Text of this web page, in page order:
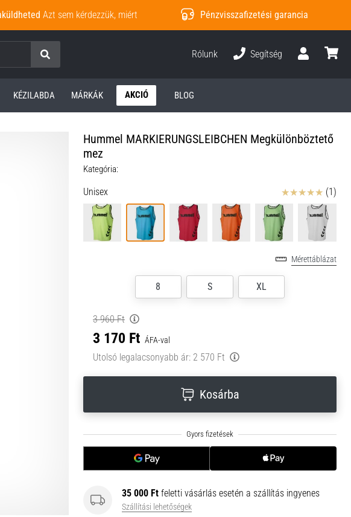
Azt sem kérdezzük, miért Pénzvisszafizetési garancia
Keresés
Rólunk
Segítség
KÉZILABDA MÁRKÁK AKCIÓ BLOG
Hummel MARKIERUNGSLEIBCHEN Megkülönböztető
mez
Kategória:
Unisex Értékelés (1)
Mérettáblázat
8 S XL
3 960 Ft
3 170 Ft ÁFA-val
Utolsó legalacsonyabb ár: 2 570 Ft
Kosárba
35 000 Ft feletti vásárlás esetén a szállítás ingyenes
Szállítási lehetőségek